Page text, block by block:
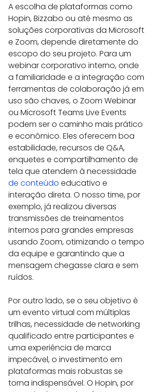
A escolha de plataformas como
Hopin, Bizzabo ou até mesmo as
soluções corporativas da Microsoft
e Zoom, depende diretamente do
escopo do seu projeto. Para um
webinar corporativo interno, onde
a familiaridade e a integração com
ferramentas de colaboração já em
uso são chaves, o Zoom Webinar
ou Microsoft Teams Live Events
podem ser o caminho mais prático
e econômico. Eles oferecem boa
estabilidade, recursos de Q&A,
enquetes e compartilhamento de
tela que atendem à necessidade
de conteúdo educativo e
interação direta. O nosso time, por
exemplo, já realizou diversas
transmissões de treinamentos
internos para grandes empresas
usando Zoom, otimizando o tempo
da equipe e garantindo que a
mensagem chegasse clara e sem
ruídos.
Por outro lado, se o seu objetivo é
um evento virtual com múltiplas
trilhas, necessidade de networking
qualificado entre participantes e
uma experiência de marca
impecável, o investimento em
plataformas mais robustas se
torna indispensável. O Hopin, por